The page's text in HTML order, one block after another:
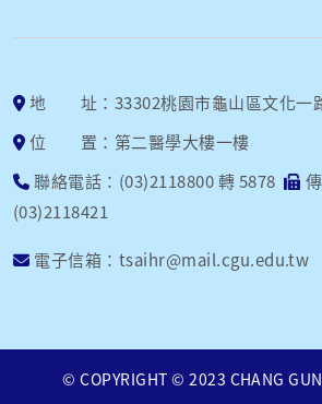
地 址：33302桃園市龜山區文化一
位 置：第二醫學大樓一樓
聯絡電話：(03)2118800 轉 5878
(03)2118421
電子信箱：tsaihr@mail.cgu.edu.tw
© COPYRIGHT © 2023 CHANG